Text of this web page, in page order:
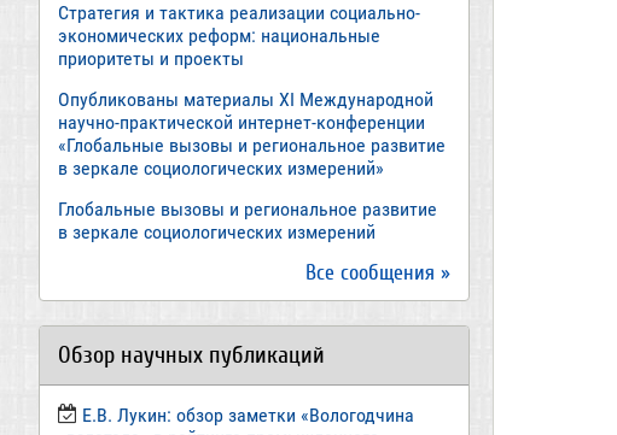
Стратегия и тактика реализации социально-
экономических реформ: национальные
приоритеты и проекты
Опубликованы материалы XI Международной
научно-практической интернет-конференции
«Глобальные вызовы и региональное развитие
в зеркале социологических измерений»
Глобальные вызовы и региональное развитие
в зеркале социологических измерений
Все сообщения »
Обзор научных публикаций
Е.В. Лукин: обзор заметки «Вологодчина